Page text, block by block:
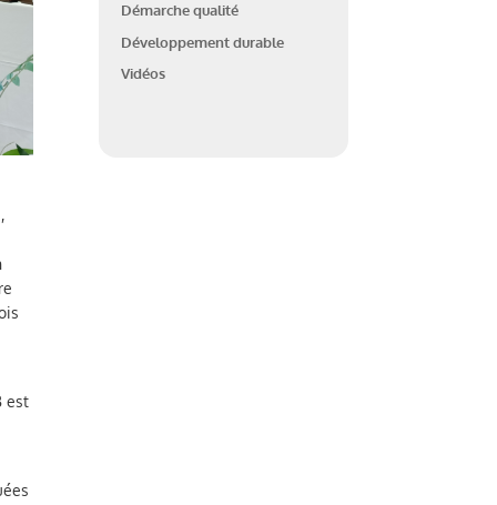
est
Démarche qualité
Développement durable
Vidéos